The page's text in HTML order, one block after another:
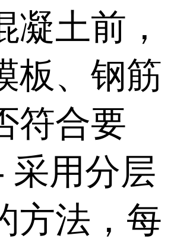
凝土前，
板、钢筋
符合要
采用分层
方法，每